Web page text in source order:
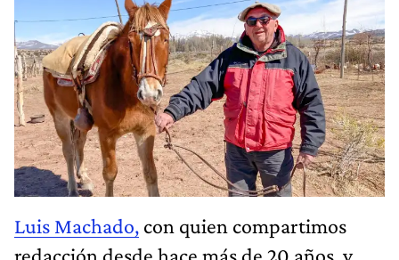
Luis Machado, con quien compartimos
redacción desde hace más de 20 años, y